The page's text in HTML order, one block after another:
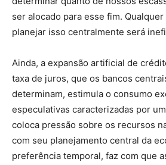
ser alocado para esse fim.
planejar isso centralmente será
Ainda, a expansão artificial de
taxa de juros, que os bancos
determinam, estimula o consumo
especulativas caracterizadas por
coloca pressão sobre os recursos
com seu planejamento central da
preferência temporal, faz com que